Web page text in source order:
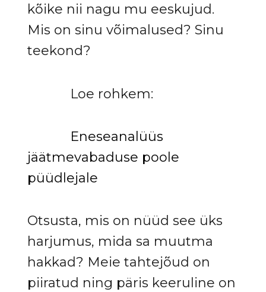
kõike nii nagu mu eeskujud.
Mis on sinu võimalused? Sinu
teekond?
Loe rohkem:
Eneseanalüüs
jäätmevabaduse poole
püüdlejale
Otsusta, mis on nüüd see üks
harjumus, mida sa muutma
hakkad? Meie tahtejõud on
piiratud ning päris keeruline on